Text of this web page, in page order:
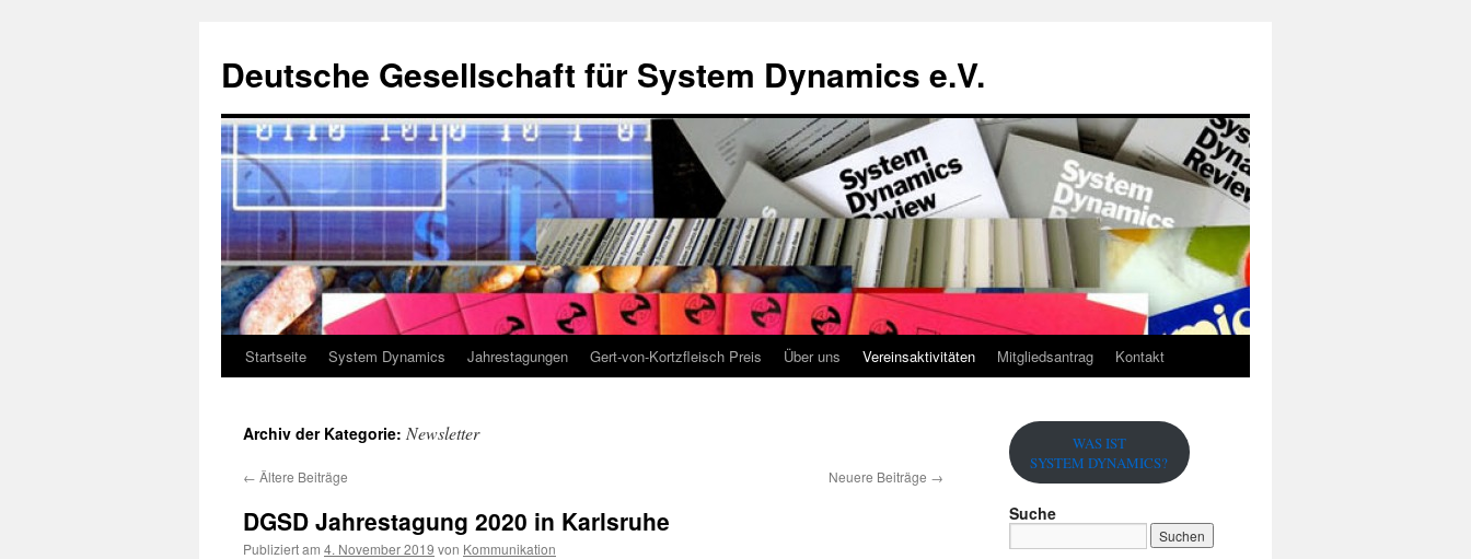
Deutsche Gesellschaft für System Dynamics e.V.
Zum
springen
Startseite System Dynamics Jahrestagungen Gert-von-Kortzfleisch Preis Über uns Vereinsaktivitäten Mitgliedsantrag Kontakt
Archiv der Kategorie: Newsletter
← Ältere Beiträge Neuere Beiträge →
DGSD Jahrestagung 2020 in Karlsruhe
Publiziert am 4. November 2019 von Kommunikation
WAS IST
SYSTEM DYNAMICS?
Suche